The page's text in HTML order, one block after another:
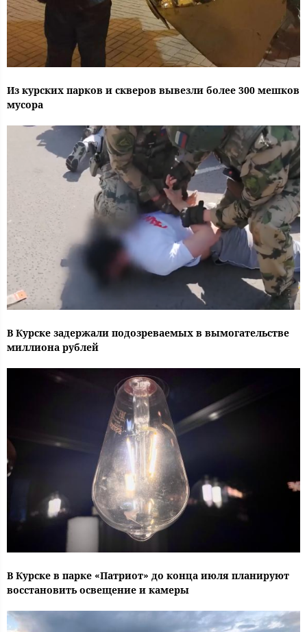
Из курских парков и скверов вывезли более 300 мешков
мусора
В Курске задержали подозреваемых в вымогательстве
миллиона рублей
В Курске в парке «Патриот» до конца июля планируют
восстановить освещение и камеры